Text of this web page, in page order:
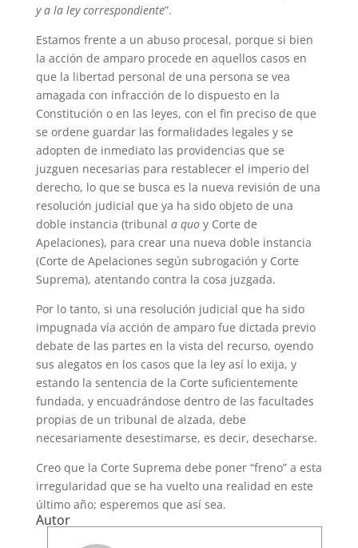
y a la ley correspondiente”.
Estamos frente a un abuso procesal, porque si bien
la acción de amparo procede en aquellos casos en
que la libertad personal de una persona se vea
amagada con infracción de lo dispuesto en la
Constitución o en las leyes, con el fin preciso de que
se ordene guardar las formalidades legales y se
adopten de inmediato las providencias que se
juzguen necesarias para restablecer el imperio del
derecho, lo que se busca es la nueva revisión de una
resolución judicial que ya ha sido objeto de una
doble instancia (tribunal a quoy Corte de
Apelaciones), para crear una nueva doble instancia
(Corte de Apelaciones según subrogación y Corte
Suprema), atentando contra la cosa juzgada.
Por lo tanto, si una resolución judicial que ha sido
impugnada vía acción de amparo fue dictada previo
debate de las partes en la vista del recurso, oyendo
sus alegatos en los casos que la ley así lo exija, y
estando la sentencia de la Corte suficientemente
fundada, y encuadrándose dentro de las facultades
propias de un tribunal de alzada, debe
necesariamente desestimarse, es decir, desecharse.
Creo que la Corte Suprema debe poner “freno” a esta
irregularidad que se ha vuelto una realidad en este
último año; esperemos que así sea.
Autor